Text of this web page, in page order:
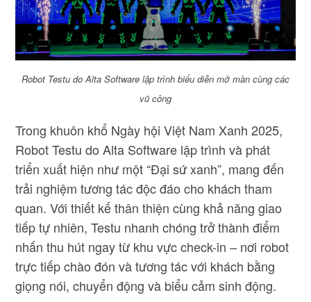
Robot Testu do Alta Software lập trình biểu diễn mở màn cùng các
vũ công
Trong khuôn khổ Ngày hội Việt Nam Xanh 2025,
Robot Testu do Alta Software lập trình và phát
triển xuất hiện như một “Đại sứ xanh”, mang đến
trải nghiệm tương tác độc đáo cho khách tham
quan. Với thiết kế thân thiện cùng khả năng giao
tiếp tự nhiên, Testu nhanh chóng trở thành điểm
nhấn thu hút ngay từ khu vực check-in – nơi robot
trực tiếp chào đón và tương tác với khách bằng
giọng nói, chuyển động và biểu cảm sinh động.